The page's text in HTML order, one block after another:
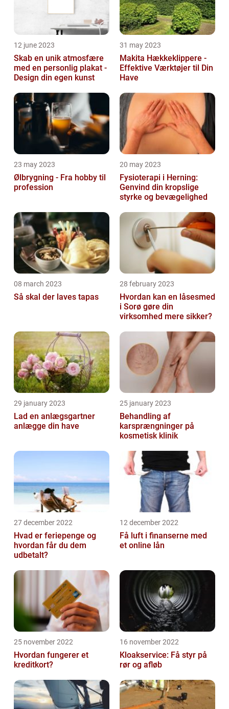
12 june 2023
Skab en unik atmosfære
med en personlig plakat -
Design din egen kunst
31 may 2023
Makita Hækkeklippere -
Effektive Værktøjer til Din
Have
23 may 2023
Ølbrygning - Fra hobby til
profession
20 may 2023
Fysioterapi i Herning:
Genvind din kropslige
styrke og bevægelighed
08 march 2023
Så skal der laves tapas
28 february 2023
Hvordan kan en låsesmed
i Sorø gøre din
virksomhed mere sikker?
29 january 2023
Lad en anlægsgartner
anlægge din have
25 january 2023
Behandling af
karsprængninger på
kosmetisk klinik
27 december 2022
Hvad er feriepenge og
hvordan får du dem
udbetalt?
12 december 2022
Få luft i finanserne med
et online lån
25 november 2022
Hvordan fungerer et
kreditkort?
16 november 2022
Kloakservice: Få styr på
rør og afløb